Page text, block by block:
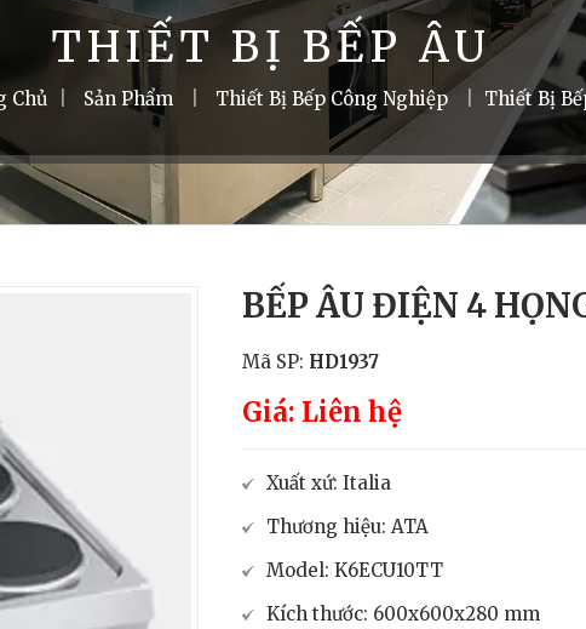
THIẾT BỊ BẾP ÂU
Chủ Sản Phẩm Thiết Bị Bếp Công Nghiệp Thiết Bị
BẾP ÂU ĐIỆN 4
Mã SP: HD1937
Giá: Liên hệ
Xuất xứ: Italia
Thương hiệu: ATA
Model: K6ECU10TT
Kích thước: 600x600x280 mm